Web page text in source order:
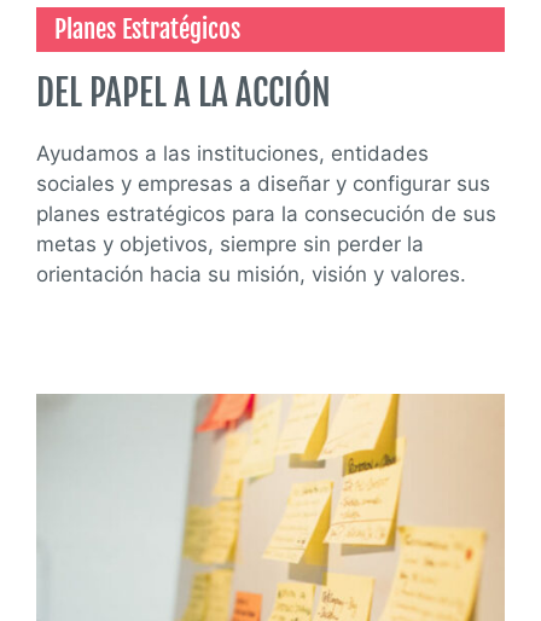
Planes Estratégicos
DEL PAPEL A LA ACCIÓN
Ayudamos a las instituciones, entidades
sociales y empresas a diseñar y configurar sus
planes estratégicos para la consecución de sus
metas y objetivos, siempre sin perder la
orientación hacia su misión, visión y valores.